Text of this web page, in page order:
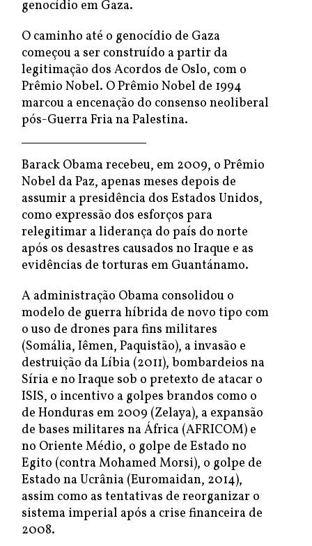
genocídio em Gaza.
O caminho até o genocídio de Gaza
começou a ser construído a partir da
legitimação dos Acordos de Oslo, com o
Prêmio Nobel. O Prêmio Nobel de 1994
marcou a encenação do consenso neoliberal
pós-Guerra Fria na Palestina.
Barack Obama recebeu, em 2009, o Prêmio
Nobel da Paz, apenas meses depois de
assumir a presidência dos Estados Unidos,
como expressão dos esforços para
relegitimar a liderança do país do norte
após os desastres causados no Iraque e as
evidências de torturas em Guantánamo.
A administração Obama consolidou o
modelo de guerra híbrida de novo tipo com
o uso de drones para fins militares
(Somália, Iêmen, Paquistão), a invasão e
destruição da Líbia (2011), bombardeios na
Síria e no Iraque sob o pretexto de atacar o
ISIS, o incentivo a golpes brandos como o
de Honduras em 2009 (Zelaya), a expansão
de bases militares na África (AFRICOM) e
no Oriente Médio, o golpe de Estado no
Egito (contra Mohamed Morsi), o golpe de
Estado na Ucrânia (Euromaidan, 2014),
assim como as tentativas de reorganizar o
sistema imperial após a crise financeira de
2008.